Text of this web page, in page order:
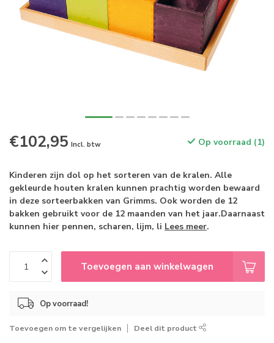
€102,95 Incl. btw Op voorraad (1)
Kinderen zijn dol op het sorteren van de kralen. Alle
gekleurde houten kralen kunnen prachtig worden bewaard
in deze sorteerbakken van Grimms. Ook worden de 12
bakken gebruikt voor de 12 maanden van het jaar.Daarnaast
kunnen hier pennen, scharen, lijm, li Lees meer.
Toevoegen aan winkelwagen
Op voorraad!
Toevoegen om te vergelijken Deel dit product